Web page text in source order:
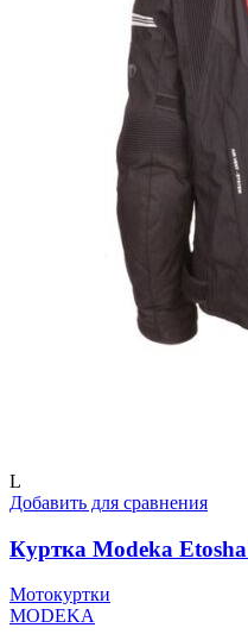
L
Добавить для сравнения
Куртка Modeka
Мотокуртки
MODEKA